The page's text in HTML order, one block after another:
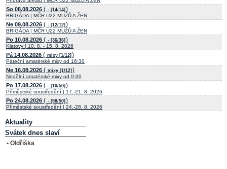
So 08.08.2026 ( - [14/14] )
BRIGÁDA | MČR U22 MUŽŮ A ŽEN
Ne 09.08.2026 ( - [12/12] )
BRIGÁDA | MČR U22 MUŽŮ A ŽEN
Po 10.08.2026 ( - [36/36] )
Klatovy | 10. 8. - 15. 8. 2026
Pá 14.08.2026 ( mixy [1/12] )
Páteční amatérské mixy od 16:30
Ne 16.08.2026 ( mixy [1/12] )
Nedělní amatérské mixy od 9:00
Po 17.08.2026 ( - [10/50] )
Příměstské soustředění | 17.-21. 8. 2026
Po 24.08.2026 ( - [58/50] )
Příměstské soustředění | 24.-28. 8. 2026
Aktuality
Svátek dnes slaví
• Oldřiška